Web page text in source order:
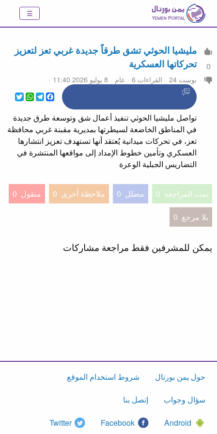
0
مليشيا الحوثي تشق طرقاً جديدة غربي تعز لتعزيز
تحركاتها العسكرية
بوست 24 القراءات 6 عام
8 يوليو 2026 11:40
Twitter
WhatsApp
Telegram
Facebook
تواصل مليشيا الحوثي تنفيذ أعمال شق وتوسعة طرق جديدة
في المناطق الخاضعة لسيطرتها بمديرية مقبنة غربي محافظة
تعز، في تحركات ميدانية يُعتقد أنها تستهدف تعزيز انتشارها
العسكري وتأمين خطوط الإمداد إلى مواقعها المنتشرة في
التضاريس الجبلية الوعرة
تمت المراجعة 0 مضلل 0 ملاحظة أخرى 0 منقول 0
بلا مرجع 0
يمكن للمشرفين فقط مراجعة مشاركات
حول يمن بورتال شروط استخدام الموقع
سؤال وجواب إتصل بنا
Android
Facebook
Twitter